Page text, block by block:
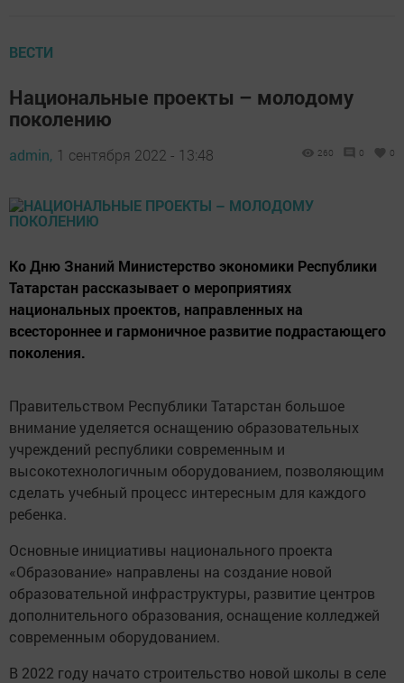
ВЕСТИ
Национальные проекты – молодому
поколению
admin, 1 сентября 2022 - 13:48 260 0 0
Ко Дню Знаний Министерство экономики Республики
Татарстан рассказывает о мероприятиях
национальных проектов, направленных на
всестороннее и гармоничное развитие подрастающего
поколения.
Правительством Республики Татарстан большое
внимание уделяется оснащению образовательных
учреждений республики современным и
высокотехнологичным оборудованием, позволяющим
сделать учебный процесс интересным для каждого
ребенка.
Основные инициативы национального проекта
«Образование» направлены на создание новой
образовательной инфраструктуры, развитие центров
дополнительного образования, оснащение колледжей
современным оборудованием.
В 2022 году начато строительство новой школы в селе